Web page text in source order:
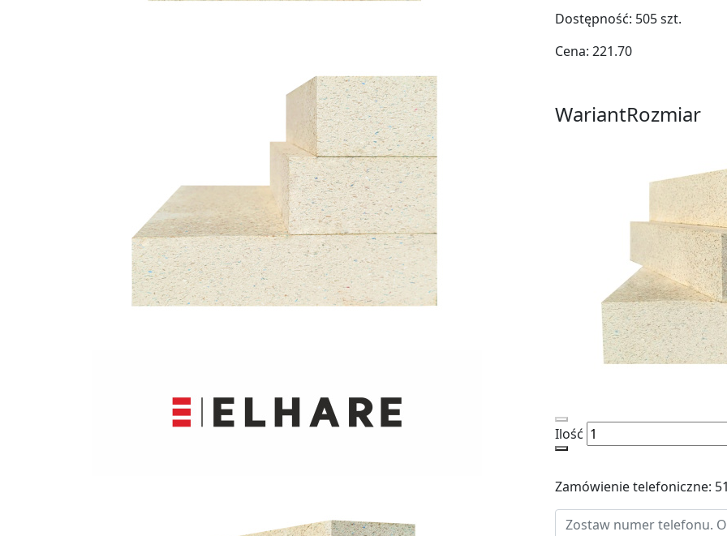
Dostępność: 505szt.
Cena: 221.70
WariantRozmiar
Ilość
Zamówienie telefoniczne: